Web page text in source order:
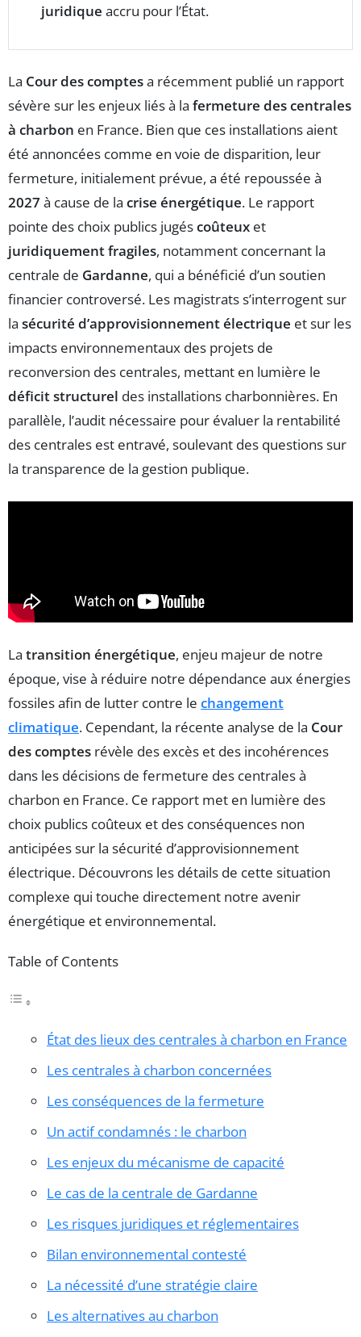
juridique accru pour l’État.
La Cour des comptesa récemment publié un rapport
sévère sur les enjeux liés à la fermeture des centrales
à charbon en France. Bien que ces installations aient
été annoncées comme en voie de disparition, leur
fermeture, initialement prévue, a été repoussée à
2027 à cause de la crise énergétique. Le rapport
pointe des choix publics jugéscoûteux et
juridiquement fragiles, notamment concernant la
centrale de Gardanne, qui a bénéficié d’un soutien
financier controversé. Les magistrats s’interrogent sur
la sécurité d’approvisionnement électrique et sur les
impacts environnementaux des projets de
reconversion des centrales, mettant en lumière le
déficit structurel des installations charbonnières. En
parallèle, l’audit nécessaire pour évaluer la rentabilité
des centrales est entravé, soulevant des questions sur
la transparence de la gestion publique.
La transition énergétique, enjeu majeur de notre
époque, vise à réduire notre dépendance aux énergies
fossiles afin de lutter contre le changement
climatique. Cependant, la récente analyse de la Cour
des comptes révèle des excès et des incohérences
dans les décisions de fermeture des centrales à
charbon en France. Ce rapport met en lumière des
choix publics coûteux et des conséquences non
anticipées sur la sécurité d’approvisionnement
électrique. Découvrons les détails de cette situation
complexe qui touche directement notre avenir
énergétique et environnemental.
Table of Contents
État des lieux des centrales à charbon en France
Les centrales à charbon concernées
Les conséquences de la fermeture
Un actif condamnés : le charbon
Les enjeux du mécanisme de capacité
Le cas de la centrale de Gardanne
Les risques juridiques et réglementaires
Bilan environnemental contesté
La nécessité d’une stratégie claire
Les alternatives au charbon